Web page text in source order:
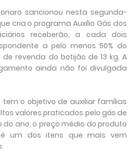
sancionou nesta segunda-
cria o programa Auxílio Gás dos
receberão, a cada dois
a pelo menos 50% do
revenda do botijão de 13 kg. A
ainda não foi divulgada
tem o objetivo de auxiliar famílias
valores praticados pelo gás de
do ano, o preço médio do produto
um dos itens que mais vem